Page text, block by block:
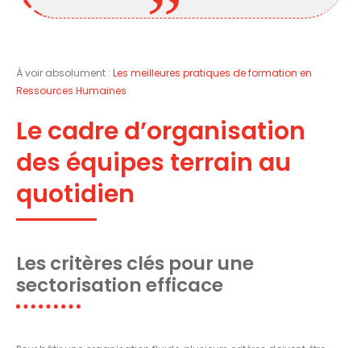
À voir absolument : Les meilleures pratiques de formation en
Ressources Humaines
Le cadre d’organisation
des équipes terrain au
quotidien
Les critères clés pour une
sectorisation efficace